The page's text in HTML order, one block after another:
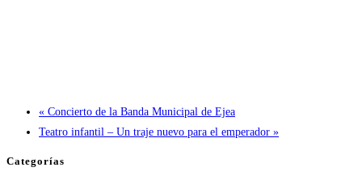
« Concierto de la Banda Municipal de Ejea
Teatro infantil – Un traje nuevo para el emperador »
Categorías